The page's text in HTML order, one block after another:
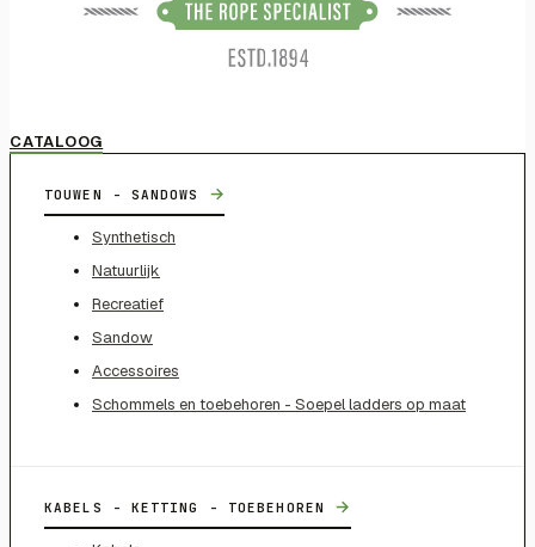
CATALOOG
TOUWEN - SANDOWS →
Synthetisch
Natuurlijk
Recreatief
Sandow
Accessoires
Schommels en toebehoren - Soepel ladders op maat
KABELS - KETTING - TOEBEHOREN →